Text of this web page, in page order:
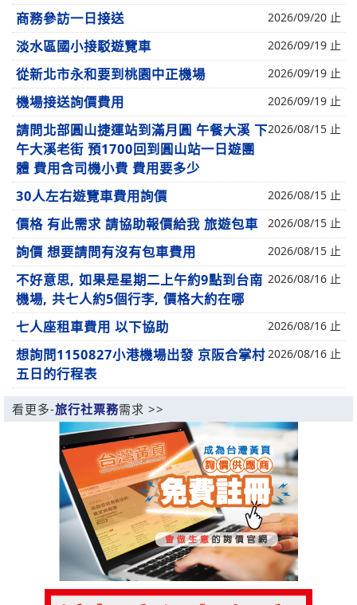
商務參訪一日接送 2026/09/20 止
淡水區國小接駁遊覽車 2026/09/19 止
從新北市永和要到桃園中正機場 2026/09/19 止
機場接送詢價費用 2026/09/19 止
請問北部圓山捷運站到滿月圓 午餐大溪 下
午大溪老街 預1700回到圓山站一日遊團
體 費用含司機小費 費用要多少
2026/08/15 止
30人左右遊覽車費用詢價 2026/08/15 止
價格 有此需求 請協助報價給我 旅遊包車 2026/08/15 止
詢價 想要請問有沒有包車費用 2026/08/15 止
不好意思, 如果是星期二上午約9點到台南
機場, 共七人約5個行李, 價格大約在哪
2026/08/16 止
七人座租車費用 以下協助 2026/08/16 止
想詢問1150827小港機場出發 京阪合掌村
五日的行程表
2026/08/16 止
看更多-旅行社票務需求 >>